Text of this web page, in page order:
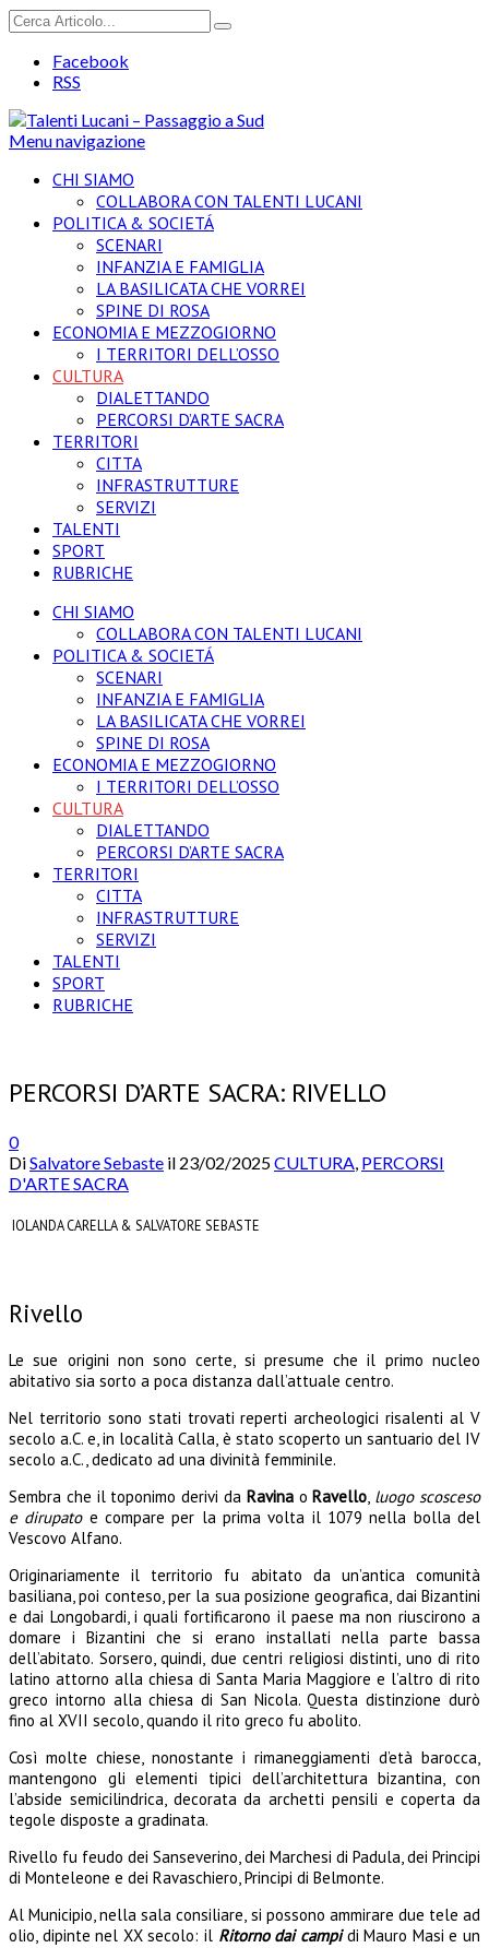
Facebook
RSS
Menu navigazione
CHI SIAMO
COLLABORA CON TALENTI LUCANI
POLITICA & SOCIETÁ
SCENARI
INFANZIA E FAMIGLIA
LA BASILICATA CHE VORREI
SPINE DI ROSA
ECONOMIA E MEZZOGIORNO
I TERRITORI DELL’OSSO
CULTURA
DIALETTANDO
PERCORSI D’ARTE SACRA
TERRITORI
CITTA
INFRASTRUTTURE
SERVIZI
TALENTI
SPORT
RUBRICHE
CHI SIAMO
COLLABORA CON TALENTI LUCANI
POLITICA & SOCIETÁ
SCENARI
INFANZIA E FAMIGLIA
LA BASILICATA CHE VORREI
SPINE DI ROSA
ECONOMIA E MEZZOGIORNO
I TERRITORI DELL’OSSO
CULTURA
DIALETTANDO
PERCORSI D’ARTE SACRA
TERRITORI
CITTA
INFRASTRUTTURE
SERVIZI
TALENTI
SPORT
RUBRICHE
PERCORSI D’ARTE SACRA: RIVELLO
0
DiSalvatore Sebaste il 23/02/2025CULTURA, PERCORSI
D'ARTE SACRA
IOLANDA CARELLA & SALVATORE SEBASTE
Rivello
Le sue origini non sono certe, si presume che il primo nucleo
abitativo sia sorto a poca distanza dall’attuale centro.
Nel territorio sono stati trovati reperti archeologici risalenti al V
secolo a.C. e, in località Calla, è stato scoperto un santuario del IV
secolo a.C., dedicato ad una divinità femminile.
Sembra che il toponimo derivi da Ravina oRavello luogo scosceso
e dirupatoe compare per la prima volta il 1079 nella bolla del
Vescovo Alfano.
Originariamente il territorio fu abitato da un’antica comunità
basiliana, poi conteso, per la sua posizione geografica, dai Bizantini
e dai Longobardi, i quali fortificarono il paese ma non riuscirono a
domare i Bizantini che si erano installati nella parte bassa
dell’abitato. Sorsero, quindi, due centri religiosi distinti, uno di rito
latino attorno alla chiesa di Santa Maria Maggiore e l’altro di rito
greco intorno alla chiesa di San Nicola. Questa distinzione durò
fino al XVII secolo, quando il rito greco fu abolito.
Così molte chiese, nonostante i rimaneggiamenti d’età barocca,
mantengono gli elementi tipici dell’architettura bizantina, con
l’abside semicilindrica, decorata da archetti pensili e coperta da
tegole disposte a gradinata.
Rivello fu feudo dei Sanseverino, dei Marchesi di Padula, dei Principi
di Monteleone e dei Ravaschiero, Principi di Belmonte.
Al Municipio, nella sala consiliare, si possono ammirare due tele ad
olio, dipinte nel XX secolo: il Ritorno dai campidi Mauro Masi e un